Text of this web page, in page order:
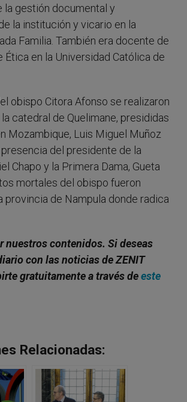
la gestión documental y
la institución y vicario en la
Familia. También era docente de
Ética en la Universidad Católica de
obispo Citora Afonso se realizaron
catedral de Quelimane, presididas
Mozambique, Luis Miguel Muñoz
del presidente de la
Chapo y la Primera Dama, Gueta
mortales del obispo fueron
provincia de Nampula donde radica
nuestros contenidos. Si deseas
con las noticias de ZENIT
gratuitamente a través deeste
Relacionadas: